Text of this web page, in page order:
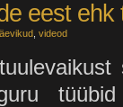
eest
videod